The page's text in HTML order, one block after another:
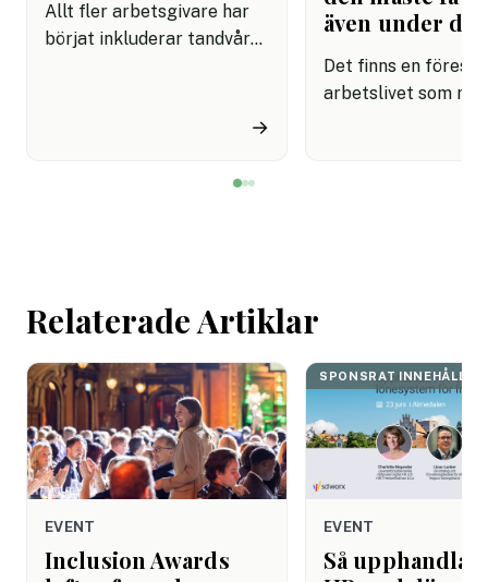
Allt fler arbetsgivare har
börjat inkluderar tandvård i
miljon svenskar uppger att
→
även under
Det finns en
arbetslivet som
Relaterade Artiklar
EVENT
Inclusion Awards
SPONSRAT INNEHÅLL
EVENT
Så upphandlar